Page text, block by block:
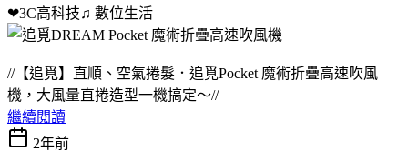
❤3C高科技♫ 數位生活
//【追覓】直順、空氣捲髮．追覓Pocket 魔術折疊高速吹風
機，大風量直捲造型一機搞定～//
繼續閱讀
2年前